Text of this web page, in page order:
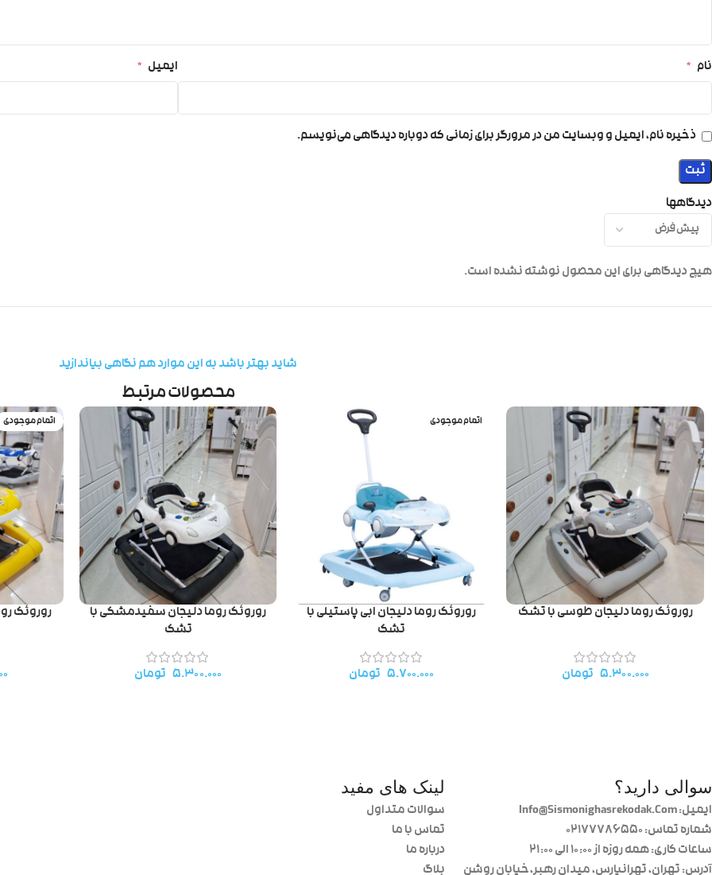
دیدگاهها
هیچ دیدگاهی برای این محصول نوشته نشده است.
نام * ایمیل *
ذخیره نام، ایمیل و وبسایت من در مرورگر برای زمانی که دوباره دیدگاهی می‌نویسم.
شاید بهتر باشد به این موارد هم نگاهی بیاندازید
محصولات مرتبط
روروئک روما دلیجان طوسی با تشک
۵.۳۰۰.۰۰۰ تومان
اتمام موجودی
روروئک روما دلیجان ابی پاستیلی با
تشک
۵.۷۰۰.۰۰۰ تومان
روروئک روما دلیجان سفیدمشکی با
تشک
۵.۳۰۰.۰۰۰ تومان
اتمام موجودی
روروئک
سوالی دارید؟
ایمیل: Info@Sismonighasrekodak.Com
شماره تماس: 02177786550
ساعات کاری: همه روزه از ۱۰:۰۰ الی ۲۱:۰۰
آدرس: تهران، تهرانپارس، میدان رهبر، خیابان روشن
لینک های مفید
سوالات متداول
تماس با ما
درباره ما
بلاگ